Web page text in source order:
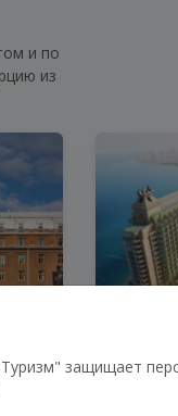
и по
из
защищает